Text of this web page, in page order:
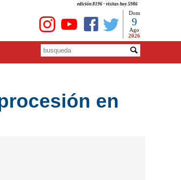
edición 8196 - visitas hoy 5986
Dom
9
Ago
2026
en